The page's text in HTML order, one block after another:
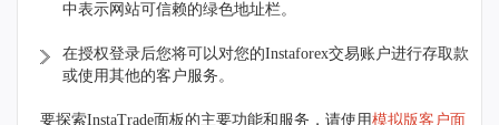
中表示网站可信赖的绿色地址栏。
在授权登录后您将可以对您的Instaforex交易账户进行存取款
或使用其他的客户服务。
要探索InstaTrade面板的主要功能和服务，请使用模拟版客户面